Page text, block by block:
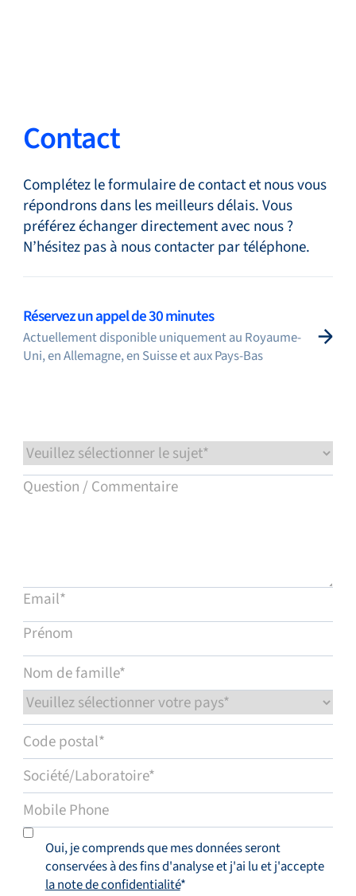
Recherche... FR
Produits
Applications
Académie Flow
Contact
Contact
Complétez le formulaire de contact et nous vous
répondrons dans les meilleurs délais. Vous
préférez échanger directement avec nous ?
N’hésitez pas à nous contacter par téléphone.
Réservez un appel de 30 minutes
Actuellement disponible uniquement au Royaume-
Uni, en Allemagne, en Suisse et aux Pays-Bas
Oui, je comprends que mes données seront
conservées à des fins d'analyse et j'ai lu et j'accepte
la note de confidentialité*